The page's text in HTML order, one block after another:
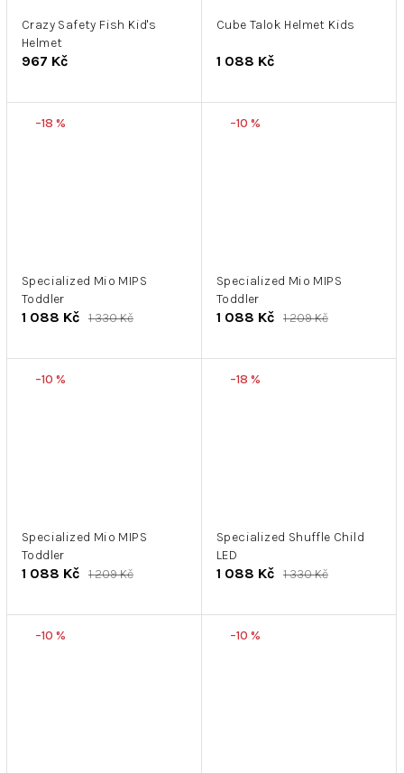
Crazy Safety Fish Kid's
Helmet
967 Kč
Cube Talok Helmet Kids
1 088 Kč
–18 %
Specialized Mio MIPS
Toddler
1 088 Kč 1 330 Kč
–10 %
Specialized Mio MIPS
Toddler
1 088 Kč 1 209 Kč
–10 %
Specialized Mio MIPS
Toddler
1 088 Kč 1 209 Kč
–18 %
Specialized Shuffle Child
LED
1 088 Kč 1 330 Kč
–10 % –10 %